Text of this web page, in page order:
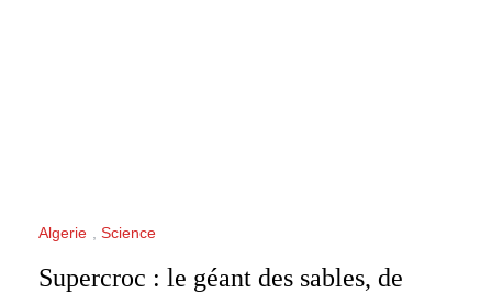
Algerie Science
Supercroc : le géant des sables, de